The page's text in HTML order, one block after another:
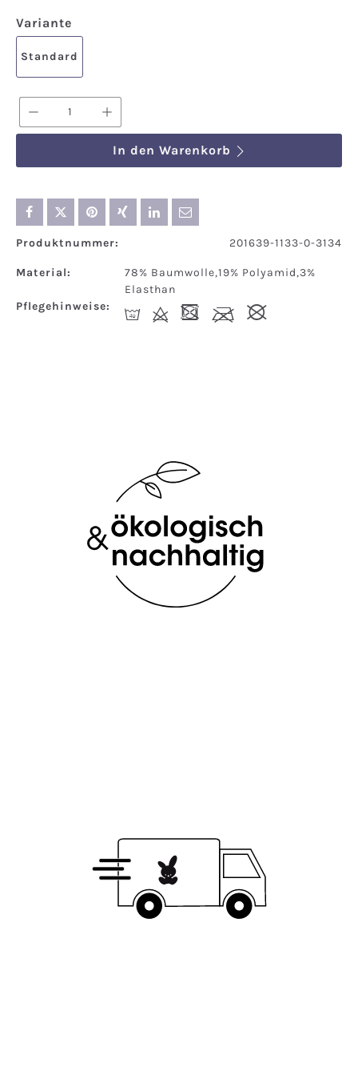
Variante
Standard
Produkt Anzahl: Gib den
In den Warenkorb
Produktnummer: 201639-1133-0-3134
Material:
78% Baumwolle,19% Polyamid,3%
Elasthan
Pflegehinweise:
I d - l #